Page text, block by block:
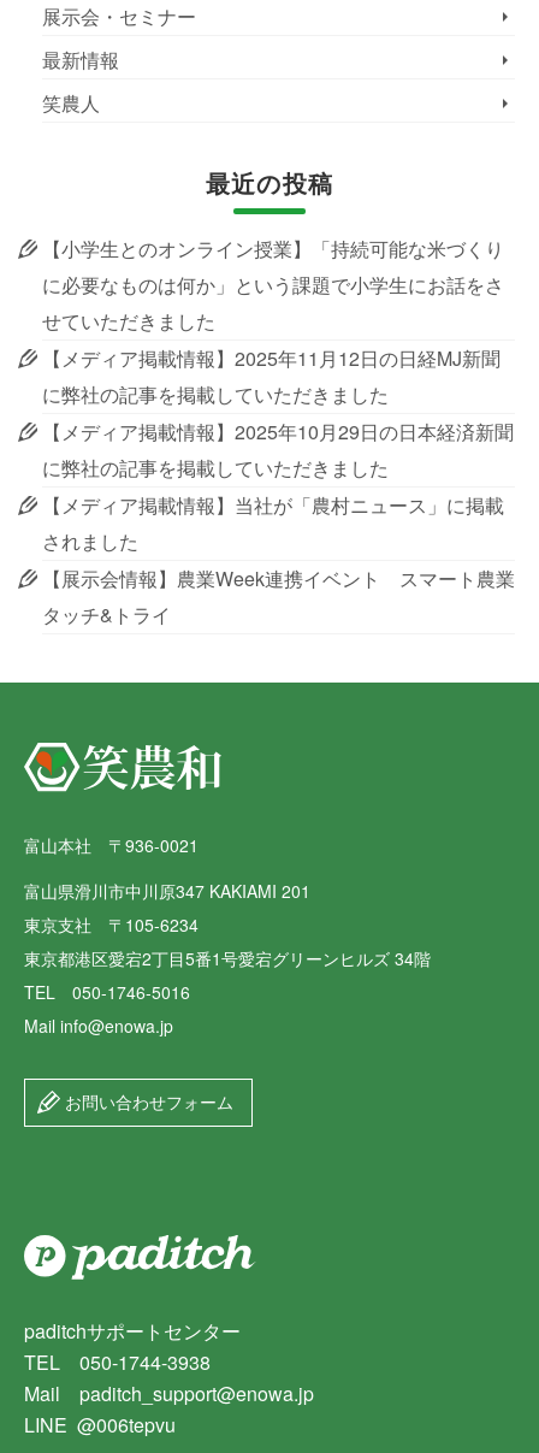
展示会・セミナー
最新情報
笑農人
最近の投稿
【小学生とのオンライン授業】「持続可能な米づくり
に必要なものは何か」という課題で小学生にお話をさ
せていただきました
【メディア掲載情報】2025年11月12日の日経MJ新聞
に弊社の記事を掲載していただきました
【メディア掲載情報】2025年10月29日の日本経済新聞
に弊社の記事を掲載していただきました
【メディア掲載情報】当社が「農村ニュース」に掲載
されました
【展示会情報】農業Week連携イベント スマート農業
タッチ&トライ
富山本社 〒936-0021
富山県滑川市中川原347 KAKIAMI 201
東京支社 〒105-6234
東京都港区愛宕2丁目5番1号愛宕グリーンヒルズ 34階
TEL 050-1746-5016
Mail info@enowa.jp
お問い合わせフォーム
paditchサポートセンター
TEL 050-1744-3938
Mail paditch_support@enowa.jp
LINE @006tepvu